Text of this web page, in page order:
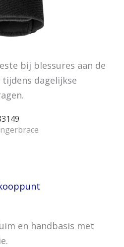
bij blessures aan de
dagelijkse
en handbasis met